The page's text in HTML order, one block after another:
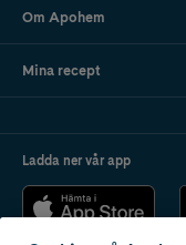
Om Apohem
Mina recept
Ladda ner vår app